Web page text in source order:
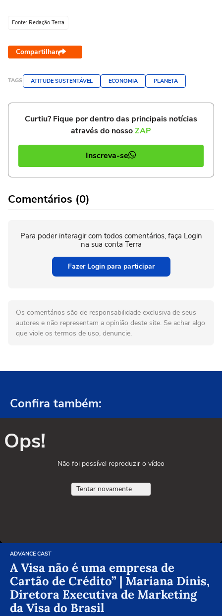
Fonte: Redação Terra
Compartilhar
TAGS ATITUDE SUSTENTÁVEL ECONOMIA PLANETA
Curtiu? Fique por dentro das principais notícias
através do nossoZAP
Inscreva-se
Comentários (0)
Para poder interagir com todos comentários, faça Login
na sua conta Terra
Fazer Login para participar
Os comentários são de responsabilidade exclusiva de seus
autores e não representam a opinião deste site. Se achar algo
que viole os termos de uso, denuncie.
Confira também:
Ops!
Não foi possível reproduzir o vídeo
Tentar novamente
ADVANCE CAST
A Visa não é uma empresa de
Cartão de Crédito” | Mariana Dinis,
Diretora Executiva de Marketing
da Visa do Brasil